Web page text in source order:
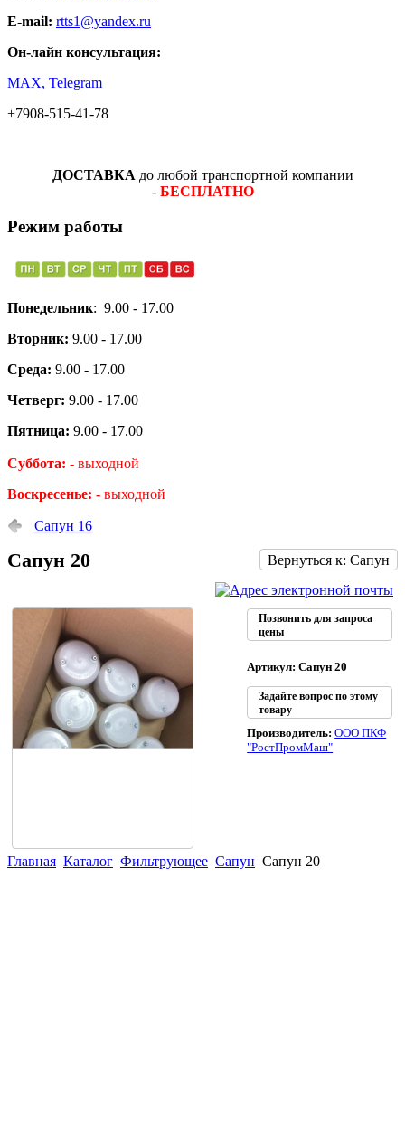
E-mail: rtts1@yandex.ru
Он-лайн консультация:
MAX, Telegram
+7908-515-41-78
ДОСТАВКА до любой транспортной компании
- БЕСПЛАТНО
Режим работы
Понедельник: 9.00 - 17.00
Вторник: 9.00 - 17.00
Среда: 9.00 - 17.00
Четверг: 9.00 - 17.00
Пятница: 9.00 - 17.00
Суббота: - выходной
Воскресенье: - выходной
Сапун 16
Вернуться к: Сапун
Сапун 20
Позвонить для запроса
цены
Артикул: Сапун 20
Задайте вопрос по этому
товару
Производитель:ООО ПКФ
"РостПромМаш"
Главная Каталог Фильтрующее Сапун Сапун 20